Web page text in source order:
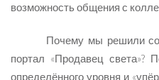
возможность общения с
Почему мы решили
портал «Продавец света»?
определённого уровня и